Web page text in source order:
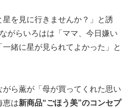
を見に行きませんか？」と誘
がらいろはは「ママ、今日嫌い
緒に星が見られてよかった」と
ら薫が「母が買ってくれた思い
恵は新商品“ごほう美”のコンセプ